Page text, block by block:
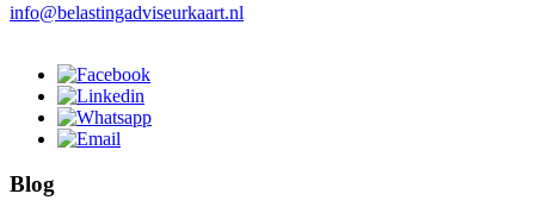
info@belastingadviseurkaart.nl
Blog